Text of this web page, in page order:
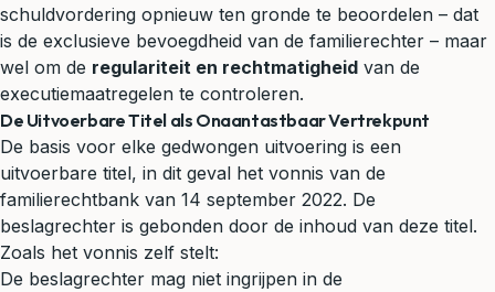
schuldvordering opnieuw ten gronde te beoordelen – dat
is de exclusieve bevoegdheid van de familierechter – maar
wel om de regulariteit en rechtmatigheid van de
executiemaatregelen te controleren.
De Uitvoerbare Titel als Onaantastbaar Vertrekpunt
De basis voor elke gedwongen uitvoering is een
uitvoerbare titel, in dit geval het vonnis van de
familierechtbank van 14 september 2022. De
beslagrechter is gebonden door de inhoud van deze titel.
Zoals het vonnis zelf stelt:
De beslagrechter mag niet ingrijpen in de